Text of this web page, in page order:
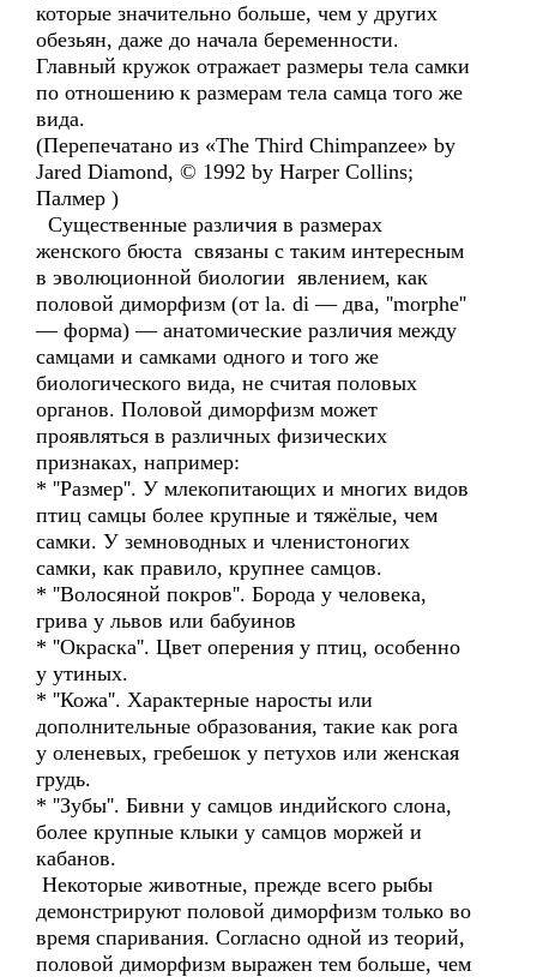
которые значительно больше, чем у других
обезьян, даже до начала беременности.
Главный кружок отражает размеры тела самки
по отношению к размерам тела самца того же
вида.
(Перепечатано из «The Third Chimpanzee» by
Jared Diamond, © 1992 by Harper Collins;
Палмер )
Существенные различия в размерах
женского бюста связаны с таким интересным
в эволюционной биологии явлением, как
половой диморфизм (от la. di — два, ''morphe''
— форма) — анатомические различия между
самцами и самками одного и того же
биологического вида, не считая половых
органов. Половой диморфизм может
проявляться в различных физических
признаках, например:
* ''Размер''. У млекопитающих и многих видов
птиц самцы более крупные и тяжёлые, чем
самки. У земноводных и членистоногих
самки, как правило, крупнее самцов.
* ''Волосяной покров''. Борода у человека,
грива у львов или бабуинов
* ''Окраска''. Цвет оперения у птиц, особенно
у утиных.
* ''Кожа''. Характерные наросты или
дополнительные образования, такие как рога
у оленевых, гребешок у петухов или женская
грудь.
* ''Зубы''. Бивни у самцов индийского слона,
более крупные клыки у самцов моржей и
кабанов.
Некоторые животные, прежде всего рыбы
демонстрируют половой диморфизм только во
время спаривания. Согласно одной из теорий,
половой диморфизм выражен тем больше, чем